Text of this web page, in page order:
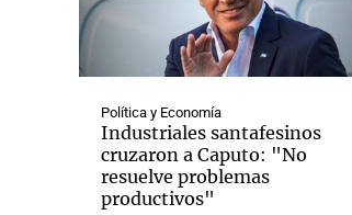
Política y Economía
Industriales santafesinos
cruzaron a Caputo: "No
resuelve problemas
productivos"